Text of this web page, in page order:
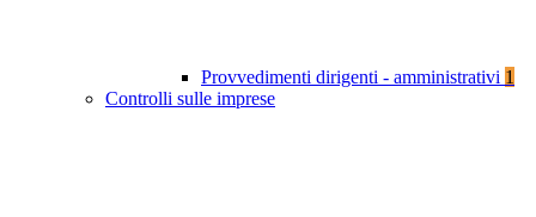
Provvedimenti dirigenti - amministrativi 1
Controlli sulle imprese